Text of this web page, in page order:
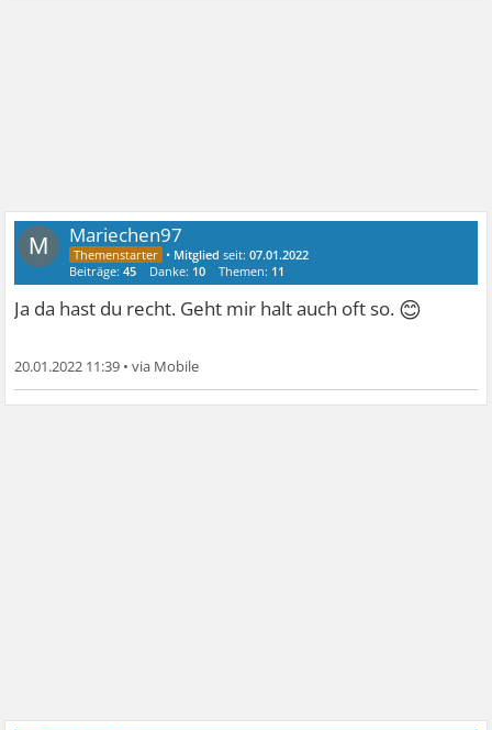
M Mariechen97
• Mitglied seit:07.01.2022
Beiträge:45 Danke: 10 Themen: 11
Ja da hast du recht. Geht mir halt auch oft so. 😊
20.01.2022 11:39 •